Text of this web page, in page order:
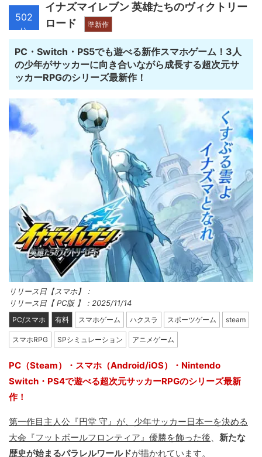
502
位
イナズマイレブン 英雄たちのヴィクトリー
ロード
準新作
PC・Switch・PS5でも遊べる新作スマホゲーム！3人
の少年がサッカーに向き合いながら成長する超次元サ
ッカーRPGのシリーズ最新作！
リリース日【スマホ】：
リリース日【 PC版 】：2025/11/14
PC/スマホ 有料 スマホゲーム ハクスラ スポーツゲーム steam
スマホRPG SPシミュレーション アニメゲーム
PC（Steam）・スマホ（Android/iOS）・Nintendo
Switch・PS4で遊べる超次元サッカーRPGのシリーズ最新
作！
第一作目主人公『円堂 守』が、少年サッカー日本一を決める
大会『フットボールフロンティア』優勝を飾った後、 新たな
歴史が始まるパラレルワールドが描かれています。